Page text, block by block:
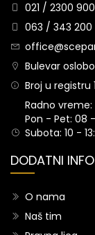
021 / 2300 900
063 / 343 200
Bulevar
Broj u registru
Radno vreme:
Pon - Pet: 08
Subota: 10 -
DODATNI INFO
O nama
Naš tim